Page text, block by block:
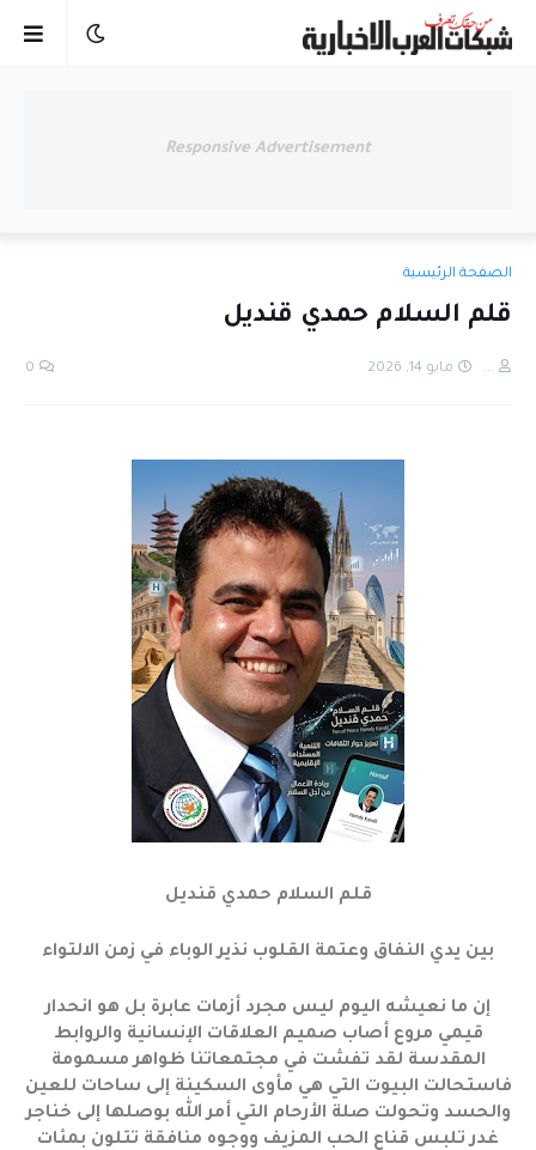
Responsive Advertisement
الصفحة الرئيسية
قلم السلام حمدي قنديل
... مايو 14, 2026 0
قلم السلام حمدي قنديل
بين يدي النفاق وعتمة القلوب نذير الوباء في زمن الالتواء
إن ما نعيشه اليوم ليس مجرد أزمات عابرة بل هو انحدار
قيمي مروع أصاب صميم العلاقات الإنسانية والروابط
المقدسة لقد تفشت في مجتمعاتنا ظواهر مسمومة
فاستحالت البيوت التي هي مأوى السكينة إلى ساحات للعين
والحسد وتحولت صلة الأرحام التي أمر الله بوصلها إلى خناجر
غدر تلبس قناع الحب المزيف ووجوه منافقة تتلون بمئات